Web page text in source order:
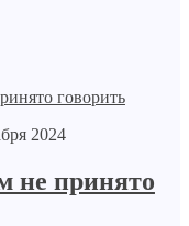
2024
не принято